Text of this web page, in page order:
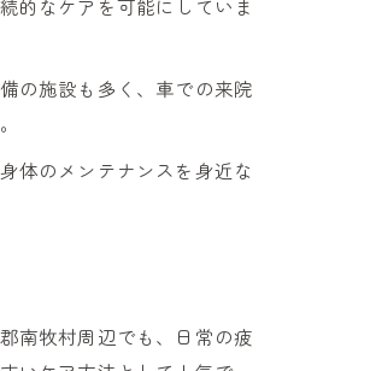
的なケアを可能にしていま
の施設も多く、車での来院
体のメンテナンスを身近な
南牧村周辺でも、日常の疲